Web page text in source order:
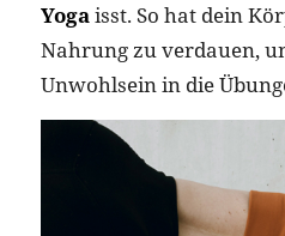
Yogaisst. So hat dein
Nahrung zu verdauen,
Unwohlsein in die